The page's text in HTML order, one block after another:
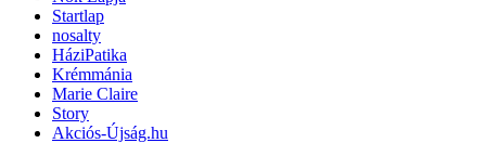
Startlap
nosalty
HáziPatika
Krémmánia
Marie Claire
Story
Akciós-Újság.hu